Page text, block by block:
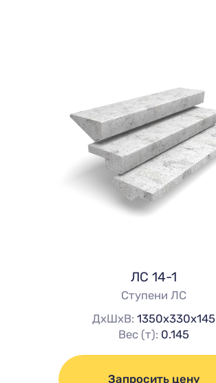
ЛС 14-1
Ступени ЛС
ДхШхВ:1350х330х145
Вес (т): 0.145
Запросить цену